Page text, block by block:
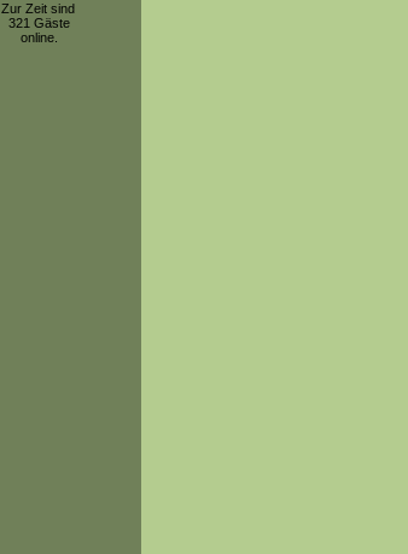
Zur Zeit sind
321 Gäste
online.